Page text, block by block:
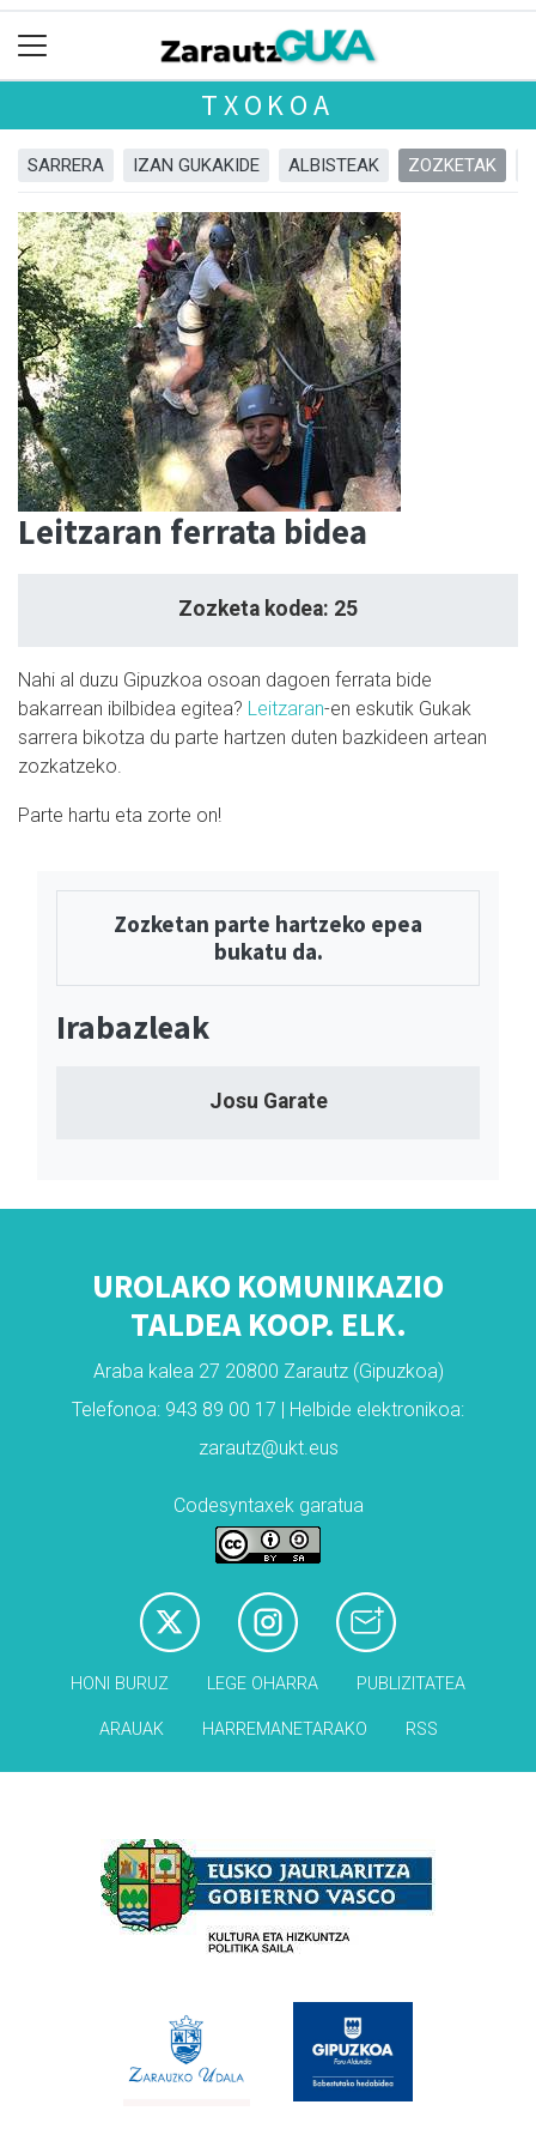
TXOKOA
SARRERA IZAN GUKAKIDE ALBISTEAK ZOZKETAK
Leitzaran ferrata bidea
Zozketa kodea: 25
Nahi al duzu Gipuzkoa osoan dagoen ferrata bide
bakarrean ibilbidea egitea? Leitzaran-en eskutik Gukak
sarrera bikotza du parte hartzen duten bazkideen artean
zozkatzeko.
Parte hartu eta zorte on!
Zozketan parte hartzeko epea
bukatu da.
Irabazleak
Josu Garate
UROLAKO KOMUNIKAZIO
TALDEA KOOP. ELK.
Araba kalea 27 20800 Zarautz (Gipuzkoa)
Telefonoa: 943 89 00 17 | Helbide elektronikoa:
zarautz@ukt.eus
Codesyntaxek garatua
HONI BURUZ LEGE OHARRA PUBLIZITATEA
ARAUAK HARREMANETARAKO RSS